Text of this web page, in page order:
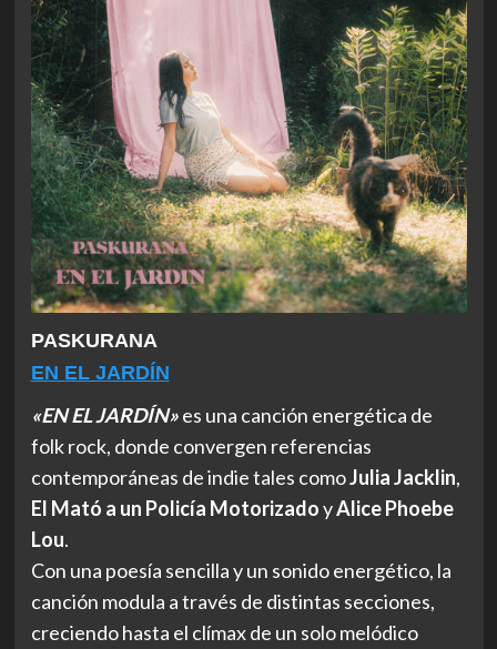
PASKURANA
EN EL JARDÍN
«EN EL JARDÍN»es una canción energética de
folk rock, donde convergen referencias
contemporáneas de indie tales comoJulia Jacklin,
El Mató a un Policía MotorizadoyAlice Phoebe
Lou.
Con una poesía sencilla y un sonido energético, la
canción modula a través de distintas secciones,
creciendo hasta el clímax de un solo melódico